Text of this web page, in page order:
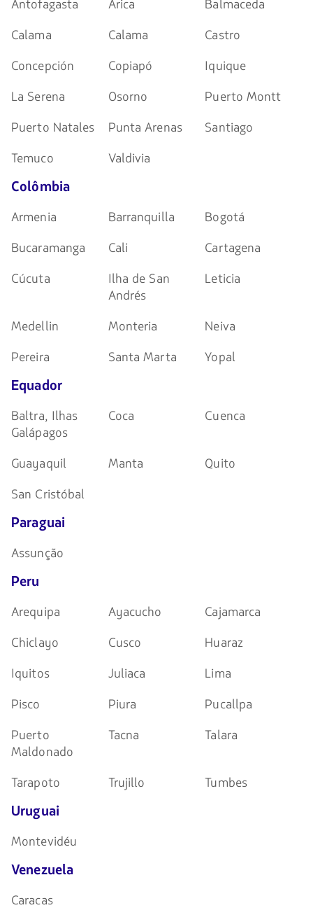
Antofagasta Arica
Balmaceda
Calama
Calama
Castro
Concepción
Copiapó
Iquique
La Serena
Osorno
Puerto Montt
Puerto Natales
Punta Arenas
Santiago
Temuco
Valdivia
Colômbia
Armenia Barranquilla
Bogotá
Bucaramanga
Cali
Cartagena
Cúcuta
Ilha de San
Andrés
Leticia
Medellin Monteria
Neiva
Pereira
Santa Marta Yopal
Equador
Baltra, Ilhas
Galápagos
Coca Cuenca
Guayaquil Manta
Quito
San Cristóbal
Paraguai
Assunção
Peru
Arequipa Ayacucho
Cajamarca
Chiclayo
Cusco
Huaraz
Iquitos
Juliaca
Lima
Pisco
Piura
Pucallpa
Puerto
Maldonado
Tacna Talara
Tarapoto Trujillo Tumbes
Uruguai
Montevidéu
Venezuela
Caracas